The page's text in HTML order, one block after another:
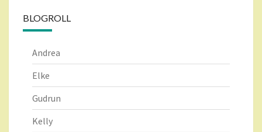
BLOGROLL
Andrea
Elke
Gudrun
Kelly